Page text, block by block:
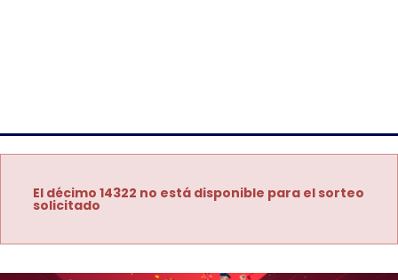
El décimo 14322 no está disponible para el sorteo
solicitado